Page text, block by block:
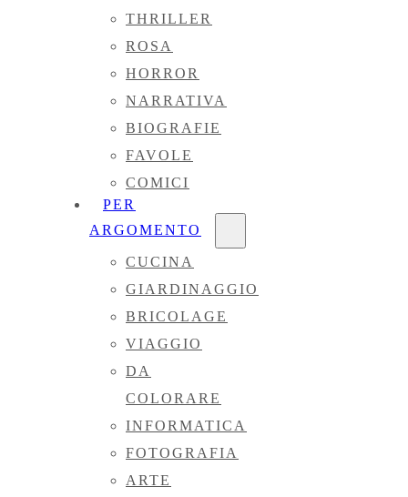
THRILLER
ROSA
HORROR
NARRATIVA
BIOGRAFIE
FAVOLE
COMICI
PER
ARGOMENTO
CUCINA
GIARDINAGGIO
BRICOLAGE
VIAGGIO
DA
COLORARE
INFORMATICA
FOTOGRAFIA
ARTE